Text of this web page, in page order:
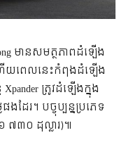
មាន​សមត្ថភាព​​ដំឡើង​​
ើយ​ពេល​នេះ​កំពុង​ដំឡើង​
ត្រូវ​ដំឡើង​ក្នុង​
ង​ដែរ។ បច្ចុប្បន្ន​ប្រភេទ
៧៣០ ដុល្លារ)៕​